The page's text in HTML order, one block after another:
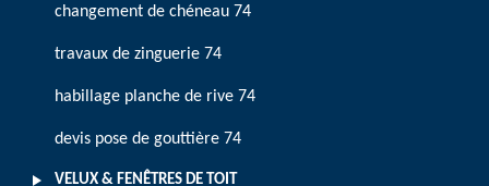
changement de chéneau 74
travaux de zinguerie 74
habillage planche de rive 74
devis pose de gouttière 74
VELUX & FENÊTRES DE TOIT